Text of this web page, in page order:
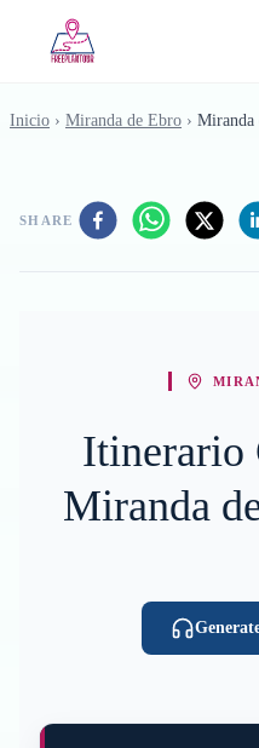
Inicio › Miranda de Ebro ›
SHARE
Itinerario
Miranda